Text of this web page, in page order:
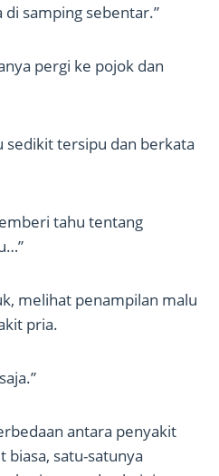
di samping sebentar.”
pergi ke pojok dan
sedikit tersipu dan berkata
tahu tentang
melihat penampilan malu
pria.
antara penyakit
biasa, satu-satunya